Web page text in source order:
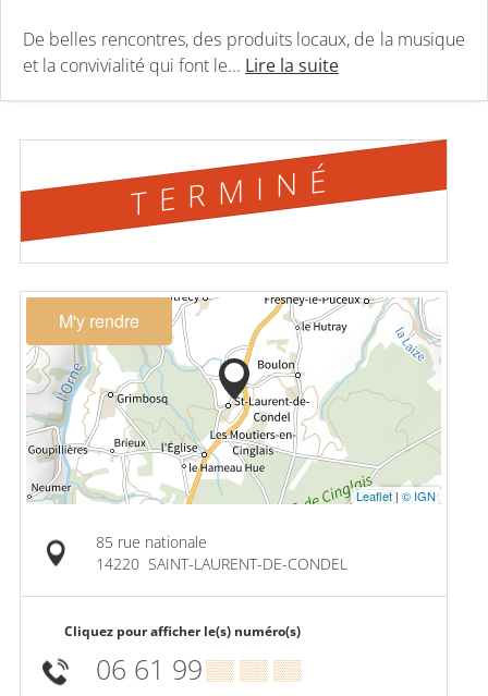
De belles rencontres, des produits locaux, de la musique
et la convivialité qui font le... Lire la suite
TERMINÉ
M'y rendre
Leaflet | © IGN
85 rue nationale
14220 SAINT-LAURENT-DE-CONDEL
Cliquez pour afficher le(s) numéro(s)
06 61 99▒▒ ▒▒ ▒▒